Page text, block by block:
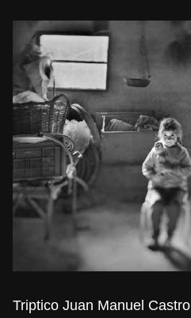
Triptico Juan Manuel Castro